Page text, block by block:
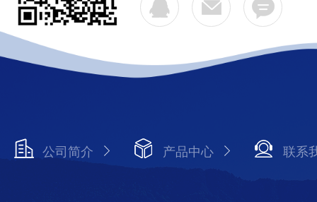
公司简介 产品中心 联系